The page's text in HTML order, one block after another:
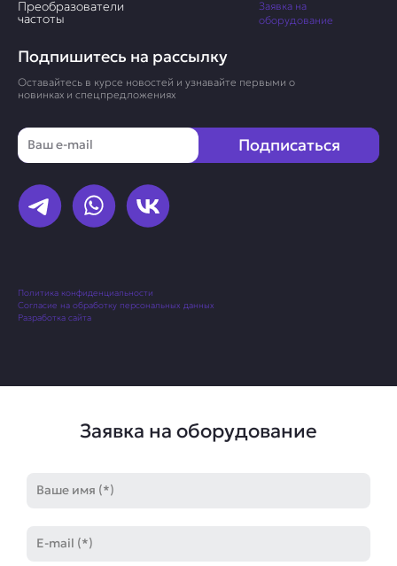
Подпишитесь на рассылку
Оставайтесь в курсе новостей и узнавайте первыми о
новинках и спецпредложениях
Email
Подписаться
Политика конфиденциальности
Согласие на обработку персональных данных
Разработка сайта
Преобразователи
частоты
Заявка на
оборудование
Заявка на оборудование
mail